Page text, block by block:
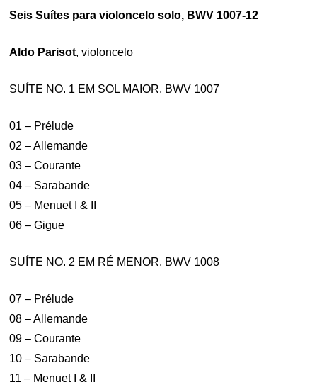
Seis Suítes para violoncelo solo, BWV 1007-12
Aldo Parisot, violoncelo
SUÍTE NO. 1 EM SOL MAIOR, BWV 1007
01 – Prélude
02 – Allemande
03 – Courante
04 – Sarabande
05 – Menuet I & II
06 – Gigue
SUÍTE NO. 2 EM RÉ MENOR, BWV 1008
07 – Prélude
08 – Allemande
09 – Courante
10 – Sarabande
11 – Menuet I & II